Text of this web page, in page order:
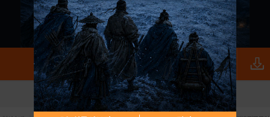
로그인 PC버전 전체앱